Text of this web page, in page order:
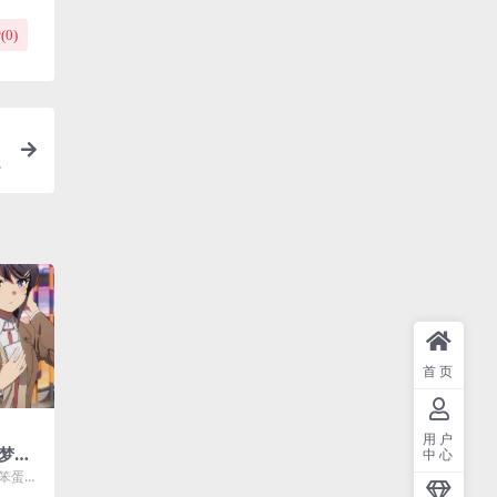
0)
到
盘
蛋少
首页
用户
中心